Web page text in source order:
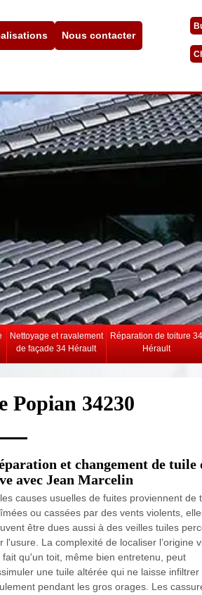
Nous contacter
Nettoyage et ravalement
de façade 34 Hérault
Réparation de toiture 34
Hérault
Popian 34230
et changement de tuile
avec Jean Marcelin
causes usuelles de fuites proviennent de
ou cassées par des vents violents,
être dues aussi à des veilles tuiles
l'usure. La complexité de localiser l’origine
fait qu'un toit, même bien entretenu, peut
une tuile altérée qui ne laisse infiltrer
pendant les gros orages. Les